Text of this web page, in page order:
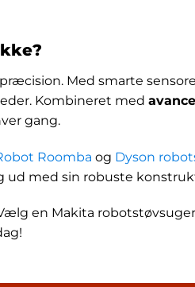
Med smarte
Kombineret med
gang.
Roomba og Dyson
ud med sin robuste
en Makita